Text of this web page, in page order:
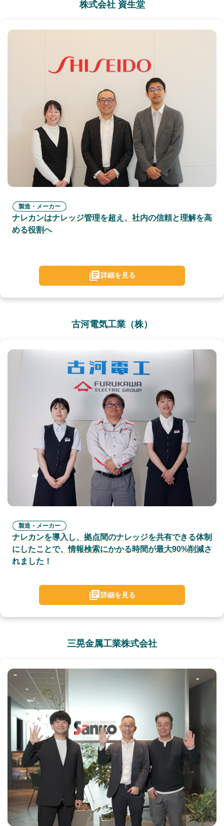
株式会社 資生堂
製造・メーカー
ナレカンはナレッジ管理を超え、社内の信頼と理解を高
める役割へ
詳細を見る
古河電気工業（株）
製造・メーカー
ナレカンを導入し、拠点間のナレッジを共有できる体制
にしたことで、情報検索にかかる時間が最大90%削減さ
れました！
詳細を見る
三晃金属工業株式会社